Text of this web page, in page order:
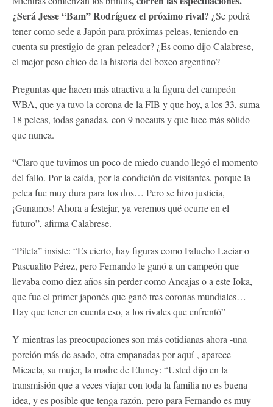
¿Será Jesse “Bam” Rodríguez el próximo rival? ¿Se podrá
tener como sede a Japón para próximas peleas, teniendo en
cuenta su prestigio de gran peleador? ¿Es como dijo Calabrese,
el mejor peso chico de la historia del boxeo argentino?
Preguntas que hacen más atractiva a la figura del campeón
WBA, que ya tuvo la corona de la FIB y que hoy, a los 33, suma
18 peleas, todas ganadas, con 9 nocauts y que luce más sólido
que nunca.
“Claro que tuvimos un poco de miedo cuando llegó el momento
del fallo. Por la caída, por la condición de visitantes, porque la
pelea fue muy dura para los dos… Pero se hizo justicia,
¡Ganamos! Ahora a festejar, ya veremos qué ocurre en el
futuro”, afirma Calabrese.
“Pileta” insiste: “Es cierto, hay figuras como Falucho Laciar o
Pascualito Pérez, pero Fernando le ganó a un campeón que
llevaba como diez años sin perder como Ancajas o a este Ioka,
que fue el primer japonés que ganó tres coronas mundiales…
Hay que tener en cuenta eso, a los rivales que enfrentó”
Y mientras las preocupaciones son más cotidianas ahora -una
porción más de asado, otra empanadas por aquí-, aparece
Micaela, su mujer, la madre de Eluney: “Usted dijo en la
transmisión que a veces viajar con toda la familia no es buena
idea, y es posible que tenga razón, pero para Fernando es muy